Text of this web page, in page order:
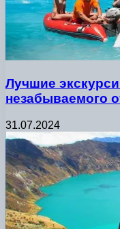
Лучшие
незабываемого
31.07.2024